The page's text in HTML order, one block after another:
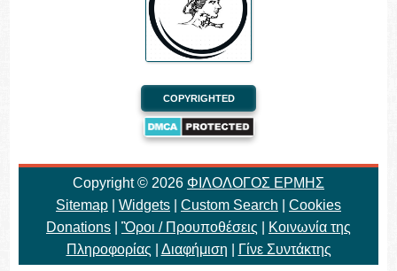
COPYRIGHTED
Copyright © 2026 ΦΙΛΟΛΟΓΟΣ ΕΡΜΗΣ
Sitemap
Widgets Custom Search
Cookies
Donations
Ὃροι / Προυποθέσεις
Κοινωνία της
Πληροφορίας
Διαφήμιση Γίνε Συντάκτης